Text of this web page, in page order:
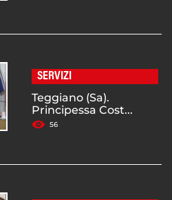
SERVIZI
Teggiano (Sa).
Principessa Cost...
56